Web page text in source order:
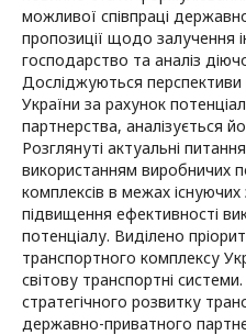
можливої співпраці
пропозиції щодо залучення
господарство та аналіз
Досліджуються перспективи
України за рахунок
партнерства, аналізується
Розглянуті актуальні
використанням виробничих
комплексів в межах
підвищення ефективності
потенціалу. Виділено
транспортного комплексу
світову транспортні
стратегічного розвитку
державно-приватного